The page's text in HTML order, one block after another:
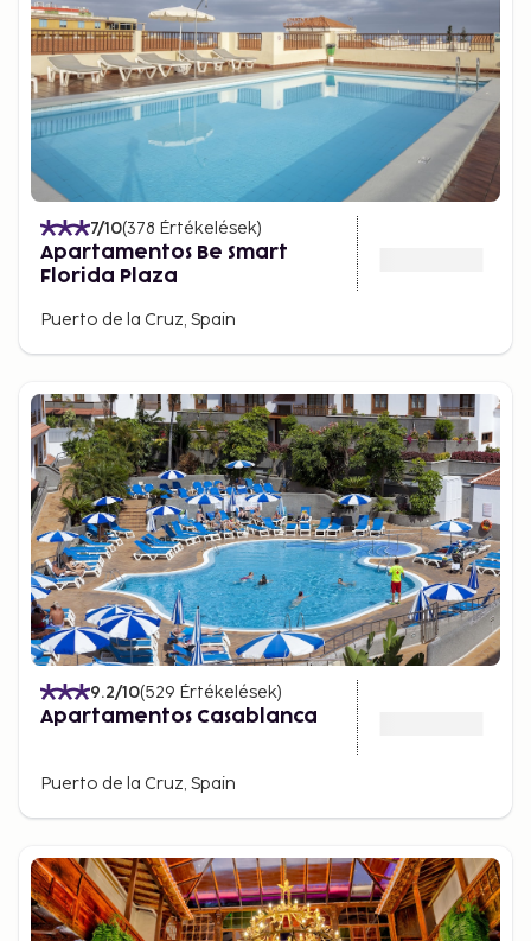
7/10(378 Értékelések)
Apartamentos Be Smart
Florida Plaza
Puerto de la Cruz, Spain
9.2/10(529 Értékelések)
Apartamentos Casablanca
Puerto de la Cruz, Spain